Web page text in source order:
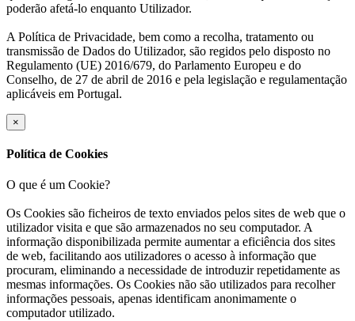
poderão afetá-lo enquanto Utilizador.
A Política de Privacidade, bem como a recolha, tratamento ou
transmissão de Dados do Utilizador, são regidos pelo disposto no
Regulamento (UE) 2016/679, do Parlamento Europeu e do
Conselho, de 27 de abril de 2016 e pela legislação e regulamentação
aplicáveis em Portugal.
×
Política de Cookies
O que é um Cookie?
Os Cookies são ficheiros de texto enviados pelos sites de web que o
utilizador visita e que são armazenados no seu computador. A
informação disponibilizada permite aumentar a eficiência dos sites
de web, facilitando aos utilizadores o acesso à informação que
procuram, eliminando a necessidade de introduzir repetidamente as
mesmas informações. Os Cookies não são utilizados para recolher
informações pessoais, apenas identificam anonimamente o
computador utilizado.